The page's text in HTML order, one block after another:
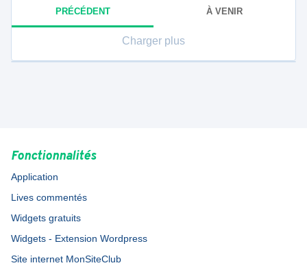
PRÉCÉDENT À VENIR
Charger plus
Fonctionnalités
Application
Lives commentés
Widgets gratuits
Widgets - Extension Wordpress
Site internet MonSiteClub